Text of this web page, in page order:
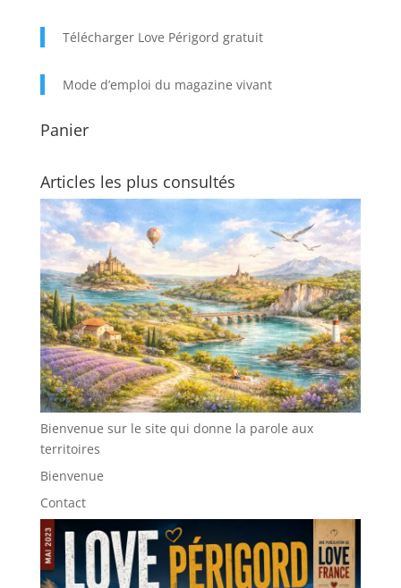
Télécharger Love Périgord gratuit
Mode d’emploi du magazine vivant
Panier
Articles les plus consultés
Bienvenue sur le site qui donne la parole aux
territoires
Bienvenue
Contact